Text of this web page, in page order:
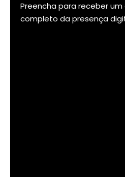
Preencha para receber
completo da presença